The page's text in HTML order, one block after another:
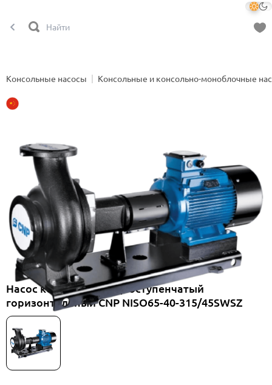
Консольные насосы Консольные и консольно-моноблочные
Насос консольный одноступенчатый
горизонтальный CNP NISO65-40-315/45SWSZ